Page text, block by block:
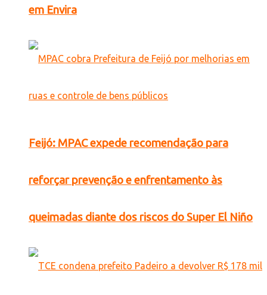
em Envira
Feijó: MPAC expede recomendação para
reforçar prevenção e enfrentamento às
queimadas diante dos riscos do Super El Niño